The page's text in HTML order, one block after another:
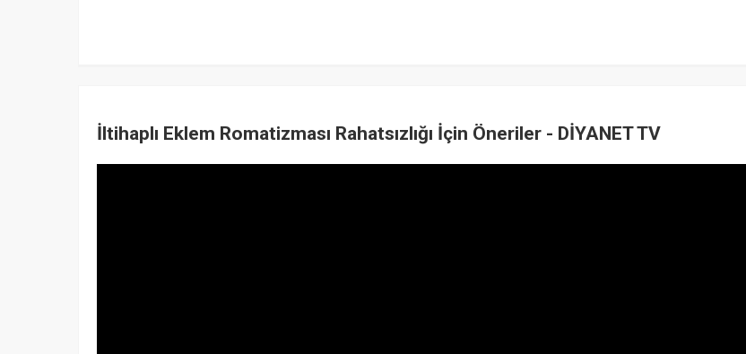
İltihaplı Eklem Romatizması Rahatsızlığı İçin Öneriler - DİYANET TV